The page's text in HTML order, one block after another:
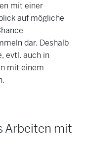
mit einer
auf mögliche
dar. Deshalb
evtl. auch in
mit einem
Arbeiten mit